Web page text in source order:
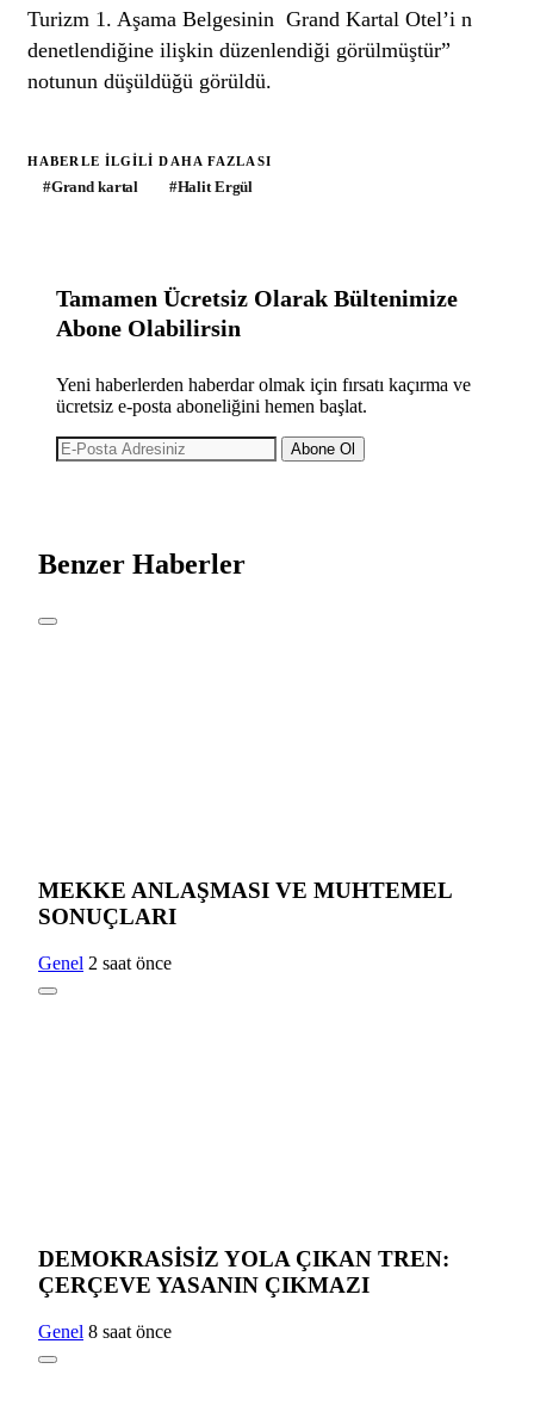
Turizm 1. Aşama Belgesinin Grand Kartal Otel’i n
denetlendiğine ilişkin düzenlendiği görülmüştür”
notunun düşüldüğü görüldü.
HABERLE ILGILI DAHA FAZLASI
#Grand kartal #Halit Ergül
Tamamen Ücretsiz Olarak Bültenimize
Abone Olabilirsin
Yeni haberlerden haberdar olmak için fırsatı kaçırma ve
ücretsiz e-posta aboneliğini hemen başlat.
Abone Ol
Benzer Haberler
MEKKE ANLAŞMASI VE MUHTEMEL
SONUÇLARI
Genel 2 saat önce
DEMOKRASİSİZ YOLA ÇIKAN TREN:
ÇERÇEVE YASANIN ÇIKMAZI
Genel 8 saat önce